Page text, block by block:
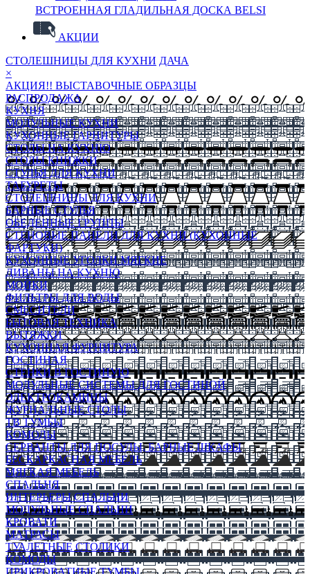
ВСТРОЕННАЯ ГЛАДИЛЬНАЯ ДОСКА BELSI
АКЦИИ
СТОЛЕШНИЦЫ ДЛЯ КУХНИ ДАЧА
×
АКЦИЯ!! ВЫСТАВОЧНЫЕ ОБРАЗЦЫ
РАСПРОДАЖА
КУХНЯ
МОДУЛЬНЫЕ КУХНИ
КУХОННЫЕ ГАРНИТУРЫ
СТОЛЫ НА КУХНЮ
СТОЛЫ КНИЖКИ
СТУЛЬЯ ДЛЯ КУХНИ
ТАБУРЕТЫ
СТОЛЕШНИЦЫ ДЛЯ КУХНИ
БАРНЫЕ СТУЛЬЯ
ОБЕДЕННЫЕ ГРУППЫ
СТЕНОВЫЕ ПАНЕЛИ ДЛЯ КУХНИ (КУХОННЫЕ
ФАРТУКИ)
КУХОННЫЕ УГОЛКИ МЯГКИЕ
ДИВАНЫ НА КУХНЮ
МОЙКИ
ФИЛЬТРЫ ДЛЯ ВОДЫ
СМЕСИТЕЛИ
БЫТОВАЯ ТЕХНИКА
ВЫТЯЖКИ
КУХОННАЯ ФУРНИТУРА
ГОСТИНАЯ
СТЕНКИ В ГОСТИНУЮ
МОДУЛЬНЫЕ СИСТЕМЫ ДЛЯ ГОСТИНОЙ
ЭЛЕКТРОКАМИНЫ
ЖУРНАЛЬНЫЕ СТОЛЫ
ТВ ТУМБЫ
КОМОДЫ
СЕРВАНТЫ ДЛЯ ПОСУДЫ, БАРНЫЕ ШКАФЫ
БЕСКАРКАСНАЯ МЕБЕЛЬ
МЯГКАЯ МЕБЕЛЬ
СПАЛЬНЯ
ИНТЕРЬЕРЫ СПАЛЬНИ
МОДУЛЬНЫЕ СПАЛЬНИ
КРОВАТИ
МАТРАСЫ
ТУАЛЕТНЫЕ СТОЛИКИ
КОМОДЫ